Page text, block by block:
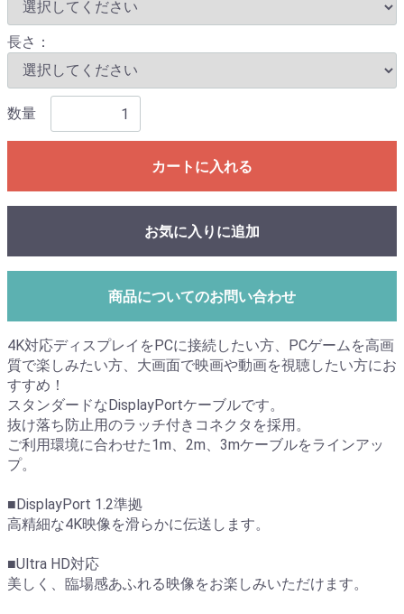
長さ：
数量
カートに入れる
お気に入りに追加
商品についてのお問い合わせ
4K対応ディスプレイをPCに接続したい方、PCゲームを高画
質で楽しみたい方、大画面で映画や動画を視聴したい方にお
すすめ！
スタンダードなDisplayPortケーブルです。
抜け落ち防止用のラッチ付きコネクタを採用。
ご利用環境に合わせた1m、2m、3mケーブルをラインアッ
プ。
■DisplayPort 1.2準拠
高精細な4K映像を滑らかに伝送します。
■Ultra HD対応
美しく、臨場感あふれる映像をお楽しみいただけます。